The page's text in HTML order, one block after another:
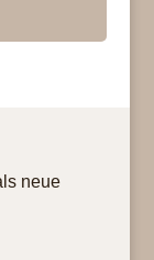
neue